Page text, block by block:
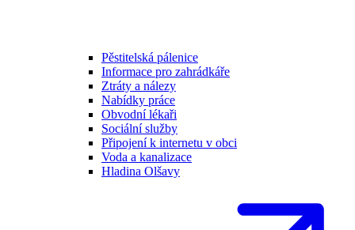
Pěstitelská pálenice
Informace pro zahrádkáře
Ztráty a nálezy
Nabídky práce
Obvodní lékaři
Sociální služby
Připojení k internetu v obci
Voda a kanalizace
Hladina Olšavy